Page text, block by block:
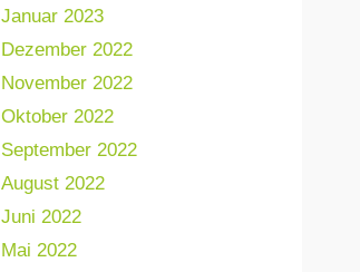
Januar 2023
Dezember 2022
November 2022
Oktober 2022
September 2022
August 2022
Juni 2022
Mai 2022